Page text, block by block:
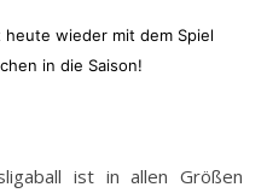
heute wieder mit dem Spiel
in die Saison!
ist in allen Größen